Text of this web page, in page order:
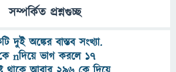
সম্পর্কিত প্রশ্নগুচ্ছ
দুই অঙ্কের বাস্তব সংখ্যা.
nদিয়ে ভাগ করলে 17